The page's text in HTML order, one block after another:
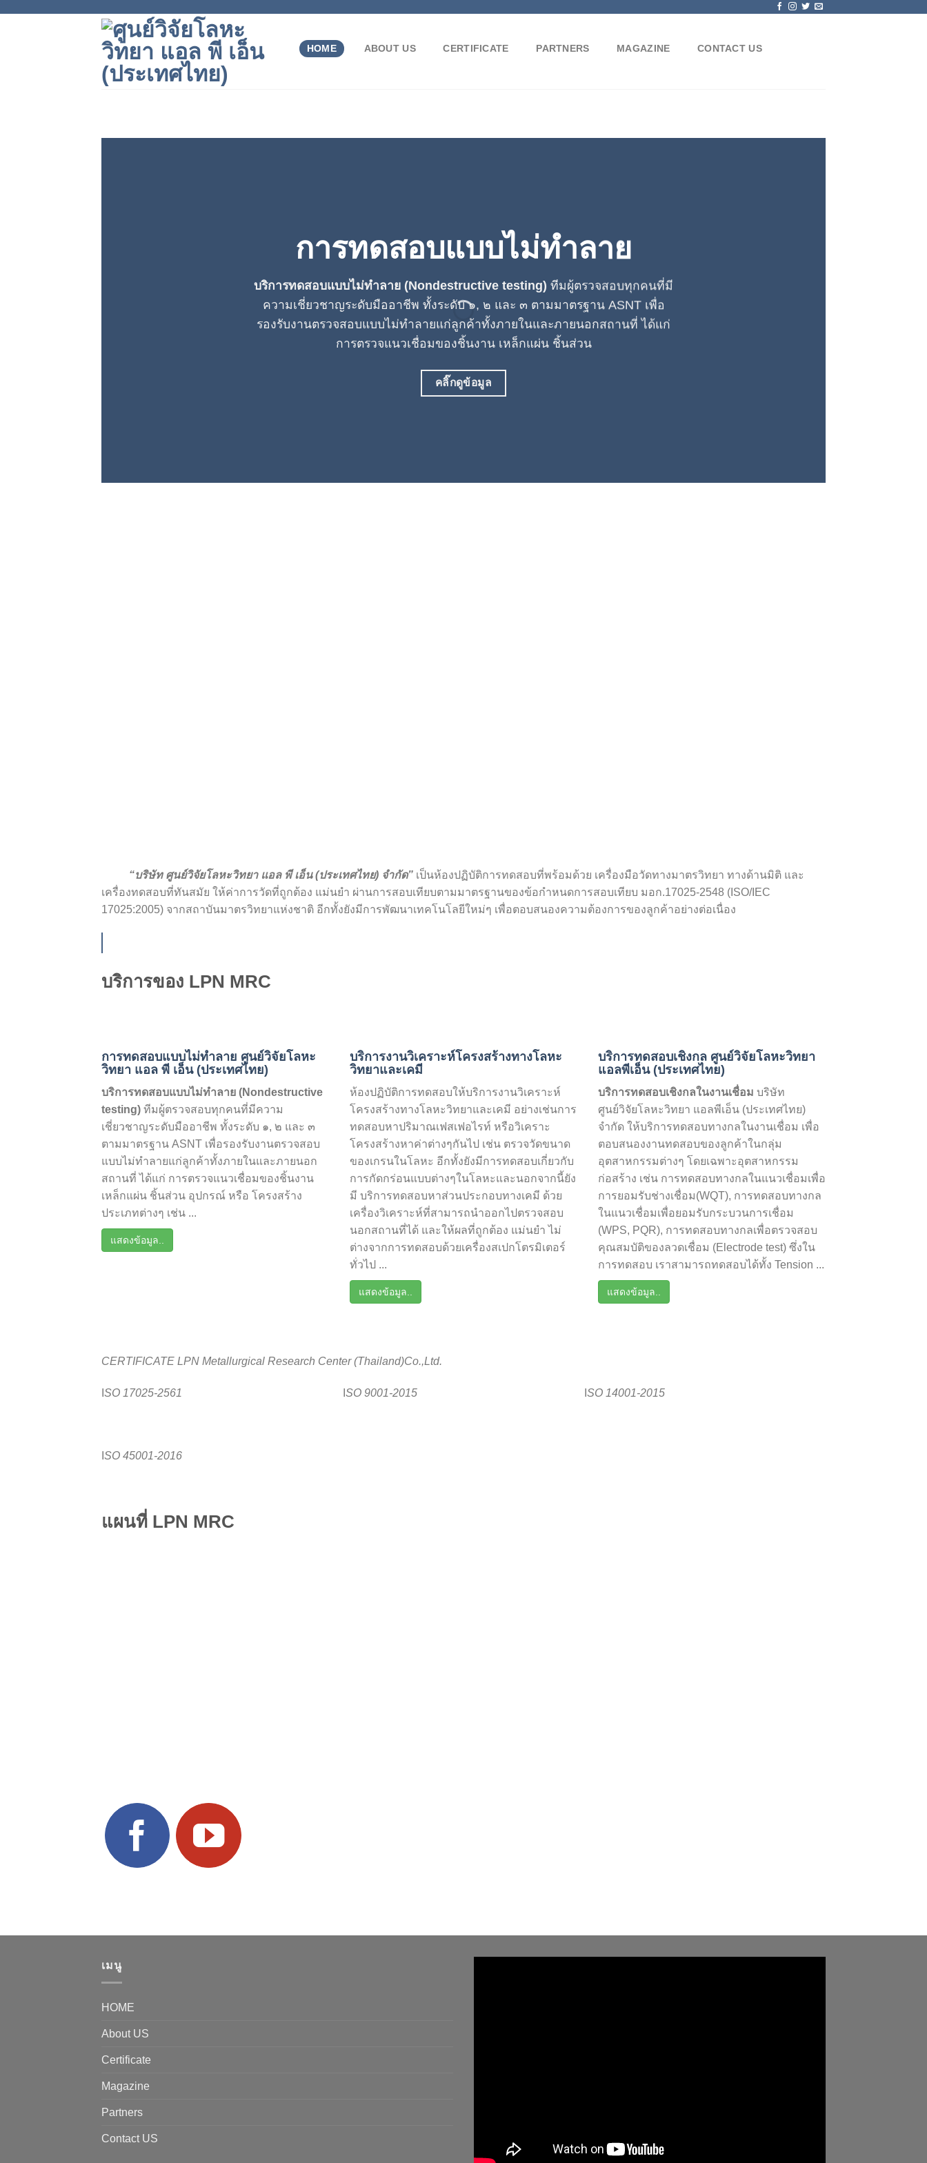
HOME ABOUT US CERTIFICATE PARTNERS MAGAZINE CONTACT US
การทดสอบแบบไม่ทำลาย
บริการทดสอบแบบไม่ทำลาย (Nondestructive testing) ทีมผู้ตรวจสอบทุกคนที่มี
ความเชี่ยวชาญระดับมืออาชีพ ทั้งระดับ ๑, ๒ และ ๓ ตามมาตรฐาน ASNT เพื่อ
รองรับงานตรวจสอบแบบไม่ทำลายแก่ลูกค้าทั้งภายในและภายนอกสถานที่ ได้แก่
การตรวจแนวเชื่อมของชิ้นงาน เหล็กแผ่น ชิ้นส่วน
คลิ๊กดูข้อมูล
“บริษัท ศูนย์วิจัยโลหะวิทยา แอล พี เอ็น (ประเทศไทย) จำกัด” เป็นห้องปฏิบัติการทดสอบที่พร้อมด้วย เครื่องมือวัดทางมาตรวิทยา ทางด้านมิติ และ
เครื่องทดสอบที่ทันสมัย ให้ค่าการวัดที่ถูกต้อง แม่นยำ ผ่านการสอบเทียบตามมาตรฐานของข้อกำหนดการสอบเทียบ มอก.17025-2548 (ISO/IEC
17025:2005) จากสถาบันมาตรวิทยาแห่งชาติ อีกทั้งยังมีการพัฒนาเทคโนโลยีใหม่ๆ เพื่อตอบสนองความต้องการของลูกค้าอย่างต่อเนื่อง
บริการของ LPN MRC
การทดสอบแบบไม่ทำลาย ศูนย์วิจัยโลหะ
วิทยา แอล พี เอ็น (ประเทศไทย)
บริการทดสอบแบบไม่ทำลาย (Nondestructive
testing) ทีมผู้ตรวจสอบทุกคนที่มีความ
เชี่ยวชาญระดับมืออาชีพ ทั้งระดับ ๑, ๒ และ ๓
ตามมาตรฐาน ASNT เพื่อรองรับงานตรวจสอบ
แบบไม่ทำลายแก่ลูกค้าทั้งภายในและภายนอก
สถานที่ ได้แก่ การตรวจแนวเชื่อมของชิ้นงาน
เหล็กแผ่น ชิ้นส่วน อุปกรณ์ หรือ โครงสร้าง
ประเภทต่างๆ เช่น ...
แสดงข้อมูล..
บริการงานวิเคราะห์โครงสร้างทางโลหะ
วิทยาและเคมี
ห้องปฏิบัติการทดสอบให้บริการงานวิเคราะห์
โครงสร้างทางโลหะวิทยาและเคมี อย่างเช่นการ
ทดสอบหาปริมาณเฟสเฟอไรท์ หรือวิเคราะ
โครงสร้างหาค่าต่างๆกันไป เช่น ตรวจวัดขนาด
ของเกรนในโลหะ อีกทั้งยังมีการทดสอบเกี่ยวกับ
การกัดกร่อนแบบต่างๆในโลหะและนอกจากนี้ยัง
มี บริการทดสอบหาส่วนประกอบทางเคมี ด้วย
เครื่องวิเคราะห์ที่สามารถนำออกไปตรวจสอบ
นอกสถานที่ได้ และให้ผลที่ถูกต้อง แม่นยำ ไม่
ต่างจากการทดสอบด้วยเครื่องสเปกโตรมิเตอร์
ทั่วไป ...
แสดงข้อมูล..
บริการทดสอบเชิงกล ศูนย์วิจัยโลหะวิทยา
แอลพีเอ็น (ประเทศไทย)
บริการทดสอบเชิงกลในงานเชื่อม บริษัท
ศูนย์วิจัยโลหะวิทยา แอลพีเอ็น (ประเทศไทย)
จำกัด ให้บริการทดสอบทางกลในงานเชื่อม เพื่อ
ตอบสนองงานทดสอบของลูกค้าในกลุ่ม
อุตสาหกรรมต่างๆ โดยเฉพาะอุตสาหกรรม
ก่อสร้าง เช่น การทดสอบทางกลในแนวเชื่อมเพื่อ
การยอมรับช่างเชื่อม(WQT), การทดสอบทางกล
ในแนวเชื่อมเพื่อยอมรับกระบวนการเชื่อม
(WPS, PQR), การทดสอบทางกลเพื่อตรวจสอบ
คุณสมบัติของลวดเชื่อม (Electrode test) ซึ่งใน
การทดสอบ เราสามารถทดสอบได้ทั้ง Tension ...
แสดงข้อมูล..
CERTIFICATE LPN Metallurgical Research Center (Thailand)Co.,Ltd.
SO 17025-2561 SO 9001-2015 SO 14001-2015
SO 45001-2016
แผนที่ LPN MRC
เมนู
HOME
About US
Certificate
Magazine
Partners
Contact US